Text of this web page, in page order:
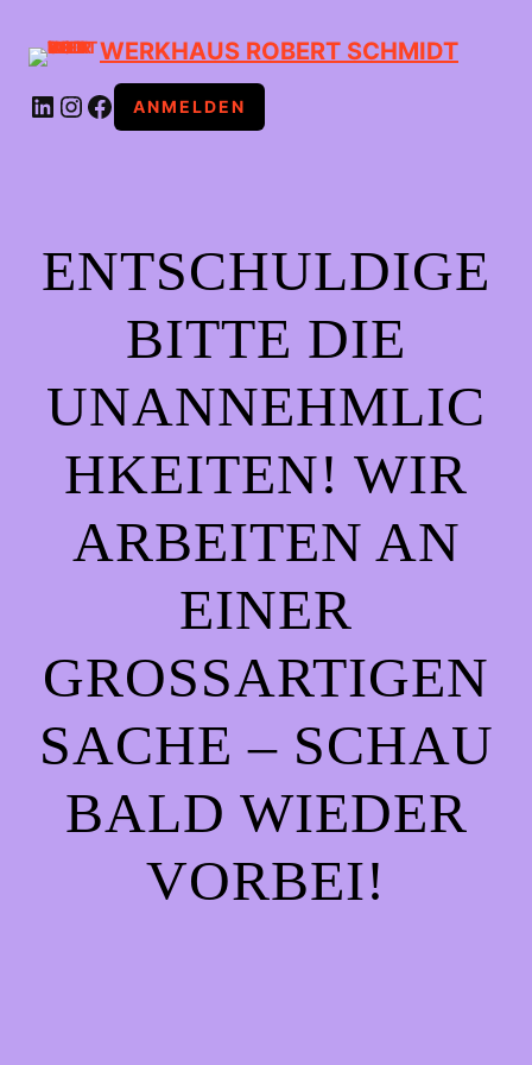
WERKHAUS ROBERT SCHMIDT
LINKEDIN INSTAGRAMFACEBOOK ANMELDEN
ENTSCHULDIGE
BITTE DIE
UNANNEHMLIC
HKEITEN! WIR
ARBEITEN AN
EINER
GROSSARTIGEN S
ACHE – SCHAU B
ALD WIEDER V
ORBEI!